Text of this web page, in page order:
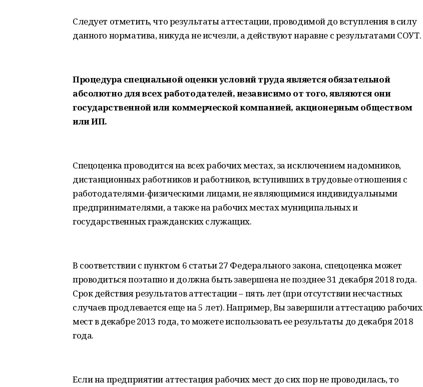
Следует отметить, что результаты аттестации, проводимой до вступления в силу
данного норматива, никуда не исчезли, а действуют наравне с результатами СОУТ.
Процедура специальной оценки условий труда является обязательной
абсолютно для всех работодателей, независимо от того, являются они
государственной или коммерческой компанией, акционерным обществом
или ИП.
Спецоценка проводится на всех рабочих местах, за исключением надомников,
дистанционных работников и работников, вступивших в трудовые отношения с
работодателями-физическими лицами, не являющимися индивидуальными
предпринимателями, а также на рабочих местах муниципальных и
государственных гражданских служащих.
В соответствии с пунктом 6 статьи 27 Федерального закона, спецоценка может
проводиться поэтапно и должна быть завершена не позднее 31 декабря 2018 года.
Срок действия результатов аттестации – пять лет (при отсутствии несчастных
случаев продлевается еще на 5 лет). Например, Вы завершили аттестацию рабочих
мест в декабре 2013 года, то можете использовать ее результаты до декабря 2018
года.
Если на предприятии аттестация рабочих мест до сих пор не проводилась, то